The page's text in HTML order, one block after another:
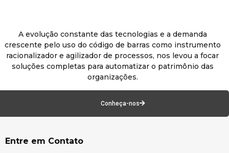
A evolução constante das tecnologias e a demanda
crescente pelo uso do código de barras como instrumento
racionalizador e agilizador de processos, nos levou a focar
soluções completas para automatizar o patrimônio das
organizações.
Conheça-nos
Entre em Contato